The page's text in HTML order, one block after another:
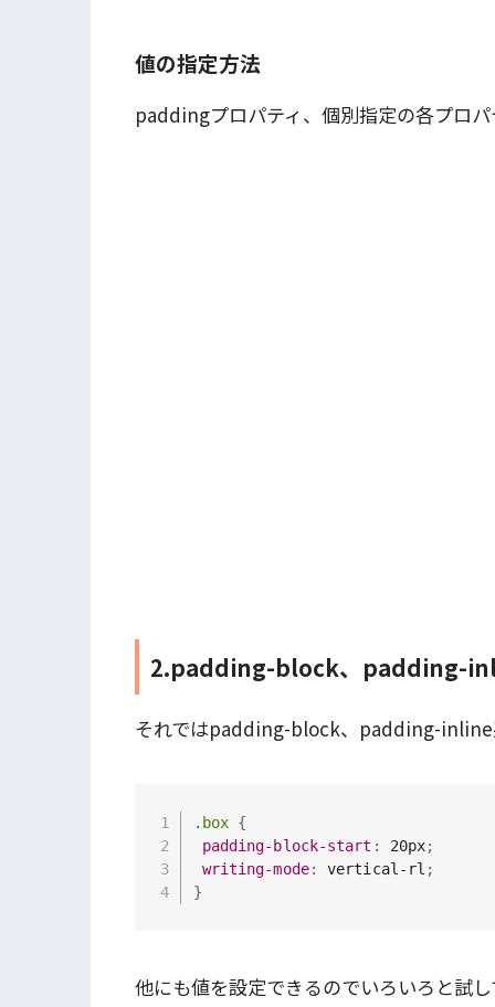
値の指定方法
paddingプロパティ、個別指定の各プロパ
2.padding-block、padding-
それではpadding-block、padding-inline
.box {
padding-block-start : 20px;
writing-mode: vertical-rl ;
}
他にも値を設定できるのでいろいろと試